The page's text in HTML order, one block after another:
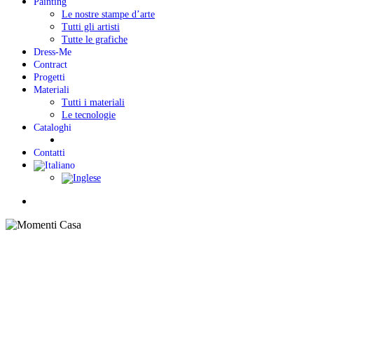
Le nostre stampe d’arte
Tutti gli artisti
Tutte le grafiche
Dress-Me
Contract
Progetti
Materiali
Tutti i materiali
Le tecnologie
Cataloghi
Contatti